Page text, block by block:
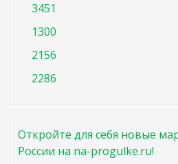
3451
1300
2156
2286
Откройте для себя новые
России на na-progulke.ru!